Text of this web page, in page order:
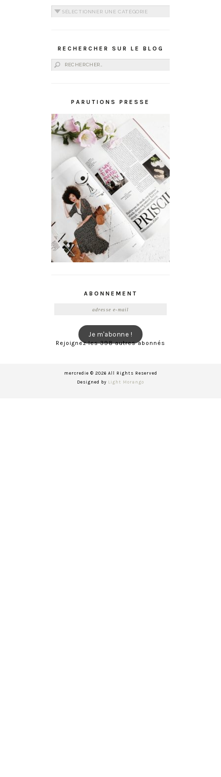
Catégories
RECHERCHER SUR LE BLOG
Rechercher :
PARUTIONS PRESSE
ABONNEMENT
Je m'abonne !
Rejoignez les 398 autres abonnés
mercredie © 2026 All Rights Reserved
Designed by Light Morango